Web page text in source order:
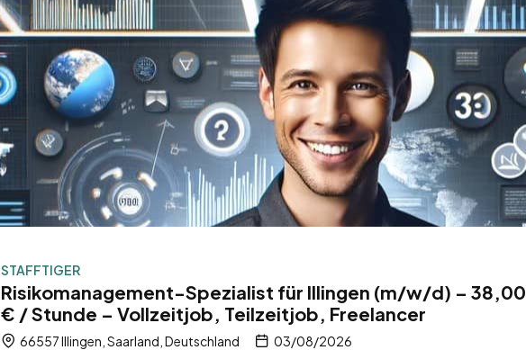
STAFFTIGER
Risikomanagement-Spezialist für Illingen (m/w/d) – 38,00
€ / Stunde – Vollzeitjob, Teilzeitjob, Freelancer
66557 Illingen, Saarland, Deutschland 03/08/2026